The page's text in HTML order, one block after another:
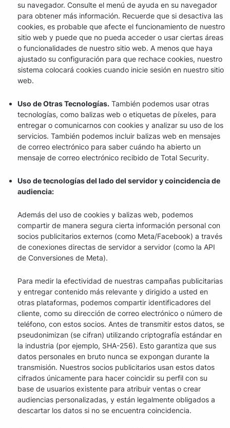
su navegador. Consulte el menú de ayuda en su navegador
para obtener más información. Recuerde que si desactiva las
cookies, es probable que afecte el funcionamiento de nuestro
sitio web y puede que no pueda acceder o usar ciertas áreas
o funcionalidades de nuestro sitio web. A menos que haya
ajustado su configuración para que rechace cookies, nuestro
sistema colocará cookies cuando inicie sesión en nuestro sitio
web.
Uso de Otras Tecnologías. También podemos usar otras
tecnologías, como balizas web o etiquetas de píxeles, para
entregar o comunicarnos con cookies y analizar su uso de los
servicios. También podemos incluir balizas web en mensajes
de correo electrónico para saber cuándo ha abierto un
mensaje de correo electrónico recibido de Total Security.
Uso de tecnologías del lado del servidor y coincidencia de
audiencia:
Además del uso de cookies y balizas web, podemos
compartir de manera segura cierta información personal con
socios publicitarios externos (como Meta/Facebook) a través
de conexiones directas de servidor a servidor (como la API
de Conversiones de Meta).
Para medir la efectividad de nuestras campañas publicitarias
y entregar contenido más relevante y dirigido a usted en
otras plataformas, podemos compartir identificadores del
cliente, como su dirección de correo electrónico o número de
teléfono, con estos socios. Antes de transmitir estos datos, se
pseudonimizan (se cifran) utilizando criptografía estándar en
la industria (por ejemplo, SHA-256). Esto garantiza que sus
datos personales en bruto nunca se expongan durante la
transmisión. Nuestros socios publicitarios usan estos datos
cifrados únicamente para hacer coincidir su perfil con su
base de usuarios existente para atribuir ventas o crear
audiencias personalizadas, y están legalmente obligados a
descartar los datos si no se encuentra coincidencia.